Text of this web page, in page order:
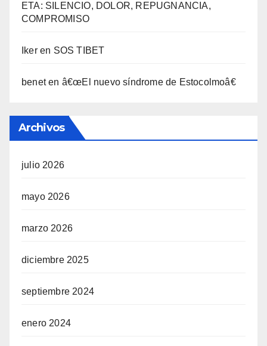
ETA: SILENCIO, DOLOR, REPUGNANCIA,
COMPROMISO
Ikeren SOS TIBET
beneten â€œEl nuevo sí­ndrome de Estocolmoâ€
Archivos
julio 2026
mayo 2026
marzo 2026
diciembre 2025
septiembre 2024
enero 2024